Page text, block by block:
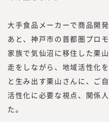
2022年7月に、プロ
き方やキャリアに関
らいワークス総合研
ィア『CAREER
ショナル人材の働き
ての情報を提供してき
同時に、フリーラン
ロフェッショナル人
大手食品メーカーで商品開
あと、神戸市の首都圏プロ
家族で気仙沼に移住した栗
走をしながら、地域活性化
と生み出す栗山さんに、ご
活性化に必要な視点、関係
た。